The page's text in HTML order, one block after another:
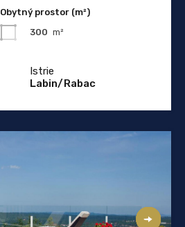
Obytný prostor (m²)
300 m²
Istrie
Labin/Rabac